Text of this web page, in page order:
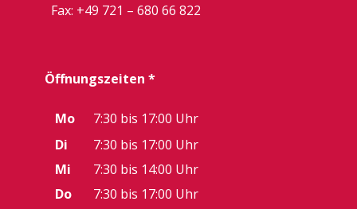
Fax: +49 721 – 680 66 822
Öffnungszeiten *
Mo
7:30 bis 17:00 Uhr
Di
7:30 bis 17:00 Uhr
Mi
7:30 bis 14:00 Uhr
Do
7:30 bis 17:00 Uhr